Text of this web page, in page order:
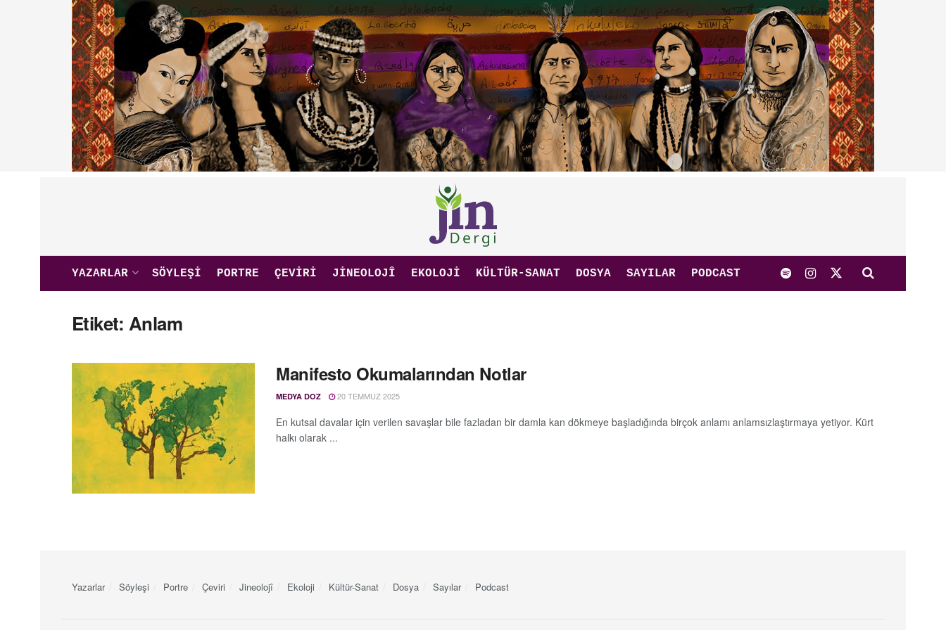
YAZARLAR SÖYLEŞI PORTRE ÇEVIRI JINEOLOJÎ EKOLOJI KÜLTÜR-SANAT DOSYA SAYILAR PODCAST
Etiket: Anlam
Manifesto Okumalarından Notlar
MEDYA DOZ 20 TEMMUZ 2025
En kutsal davalar için verilen savaşlar bile fazladan bir damla kan dökmeye başladığında birçok anlamı anlamsızlaştırmaya yetiyor. Kürt
halkı olarak ...
Yazarlar Söyleşi Portre Çeviri Jineolojî Ekoloji Kültür-Sanat Dosya Sayılar Podcast